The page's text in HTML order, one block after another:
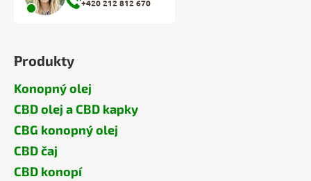
+420 212 812 670
Produkty
Konopný olej
CBD olej a CBD kapky
CBG konopný olej
CBD čaj
CBD konopí